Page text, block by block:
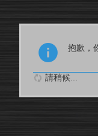
抱歉，
請稍候...